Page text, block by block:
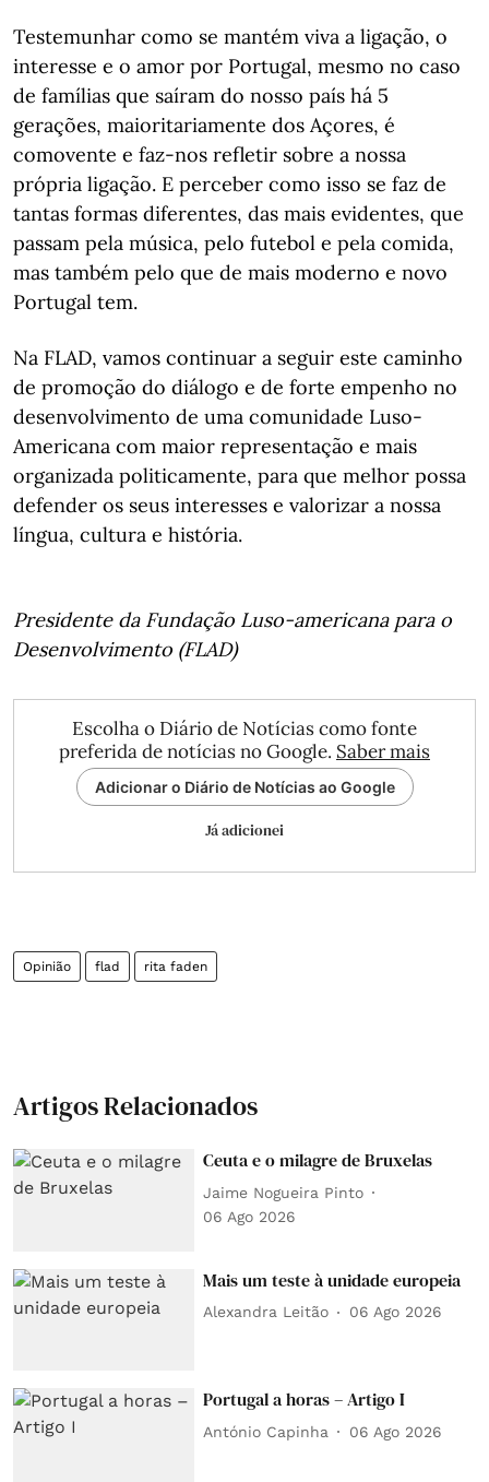
Testemunhar como se mantém viva a ligação, o
interesse e o amor por Portugal, mesmo no caso
de famílias que saíram do nosso país há 5
gerações, maioritariamente dos Açores, é
comovente e faz-nos refletir sobre a nossa
própria ligação. E perceber como isso se faz de
tantas formas diferentes, das mais evidentes, que
passam pela música, pelo futebol e pela comida,
mas também pelo que de mais moderno e novo
Portugal tem.
Na FLAD, vamos continuar a seguir este caminho
de promoção do diálogo e de forte empenho no
desenvolvimento de uma comunidade Luso-
Americana com maior representação e mais
organizada politicamente, para que melhor possa
defender os seus interesses e valorizar a nossa
língua, cultura e história.
Presidente da Fundação Luso-americana para o
Desenvolvimento (FLAD)
Escolha o Diário de Notícias como fonte
preferida de notícias no Google. Saber mais
Adicionar o Diário de Notícias ao Google
Já adicionei
Opinião flad rita faden
Artigos Relacionados
Ceuta e o milagre de Bruxelas
Jaime Nogueira Pinto
06 Ago 2026
Mais um teste à unidade europeia
Alexandra Leitão 06 Ago 2026
Portugal a horas – Artigo I
António Capinha 06 Ago 2026